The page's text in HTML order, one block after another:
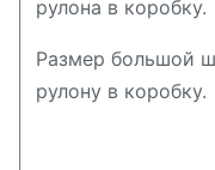
рулона в коробку.
Размер большой
рулону в коробку.